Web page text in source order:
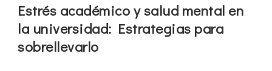
Estrés académico y salud mental en
la universidad: Estrategias para
sobrellevarlo